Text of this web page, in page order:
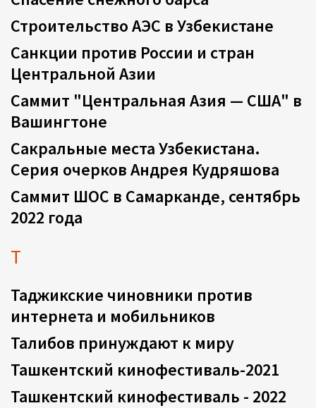
Строительство АЭС в Узбекистане
Санкции против России и стран
Центральной Азии
Саммит "Центральная Азия — США" в
Вашингтоне
Сакральные места Узбекистана.
Серия очерков Андрея Кудряшова
Саммит ШОС в Самарканде, сентябрь
2022 года
Т
Таджикские чиновники против
интернета и мобильников
Талибов принуждают к миру
Ташкентский кинофестиваль-2021
Ташкентский кинофестиваль - 2022